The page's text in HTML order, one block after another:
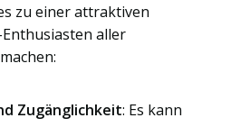
zu einer attraktiven
aller
Zugänglichkeit: Es kann